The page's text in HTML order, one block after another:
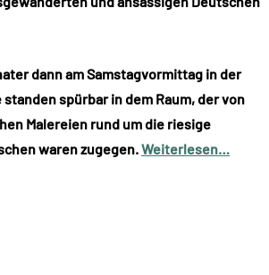
dann am Samstagvormittag in der
spürbar in dem Raum, der von
Malereien rund um die riesige
waren zugegen.Weiterlesen…